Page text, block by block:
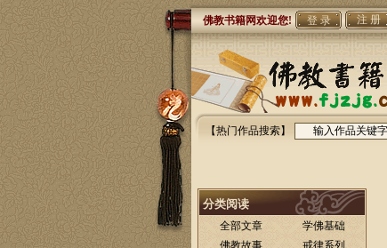
佛教书籍网欢迎您! 注 册
【热门作品搜索】
分类阅读
全部文章
学佛基础
佛教故事
戒律系列